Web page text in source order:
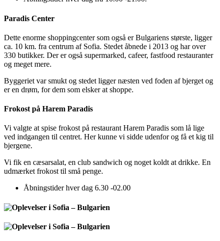
Paradis Center
Dette enorme shoppingcenter som også er Bulgariens største, ligger
ca. 10 km. fra centrum af Sofia. Stedet åbnede i 2013 og har over
330 butikker. Der er også supermarked, cafeer, fastfood restauranter
og meget mere.
Byggeriet var smukt og stedet ligger næsten ved foden af bjerget og
er en drøm, for dem som elsker at shoppe.
Frokost på Harem Paradis
Vi valgte at spise frokost på restaurant Harem Paradis som lå lige
ved indgangen til centret. Her kunne vi sidde udenfor og få et kig til
bjergene.
Vi fik en cæsarsalat, en club sandwich og noget koldt at drikke. En
udmærket frokost til små penge.
Åbningstider hver dag 6.30 -02.00